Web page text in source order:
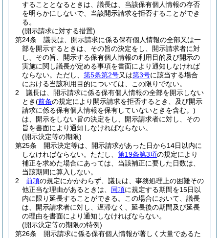
することとなるときは、議長は、当該保有個人情報の存否
を明らかにしないで、当該開示請求を拒否することができ
る。
(開示請求に対する措置)
第24条
議長は、開示請求に係る保有個人情報の全部又は一
部を開示するときは、その旨の決定をし、開示請求者に対
し、その旨、開示する保有個人情報の利用目的及び開示の
実施に関し議長が定める事項を書面により通知しなければ
ならない。 ただし、 第5条第2号又は第3号に該当する場合
における当該利用目的については、この限りでない。
2
議長は、開示請求に係る保有個人情報の全部を開示しない
とき(前条の規定により開示請求を拒否するとき、及び開示
請求に係る保有個人情報を保有していないときを含む。)
は、開示をしない旨の決定をし、開示請求者に対し、その
旨を書面により通知しなければならない。
(開示決定等の期限)
第25条
開示決定等は、開示請求があった日から14日以内に
しなければならない。 ただし、 第19条第3項の規定により
補正を求めた場合にあっては、当該補正に要した日数は、
当該期間に算入しない。
2
前項の規定にかかわらず、議長は、事務処理上の困難その
他正当な理由があるときは、 同項に規定する期間を15日以
内に限り延長することができる。
この場合において、議長
は、開示請求者に対し、遅滞なく、延長後の期間及び延長
の理由を書面により通知しなければならない。
(開示決定等の期限の特例)
第26条
開示請求に係る保有個人情報が著しく大量であるた